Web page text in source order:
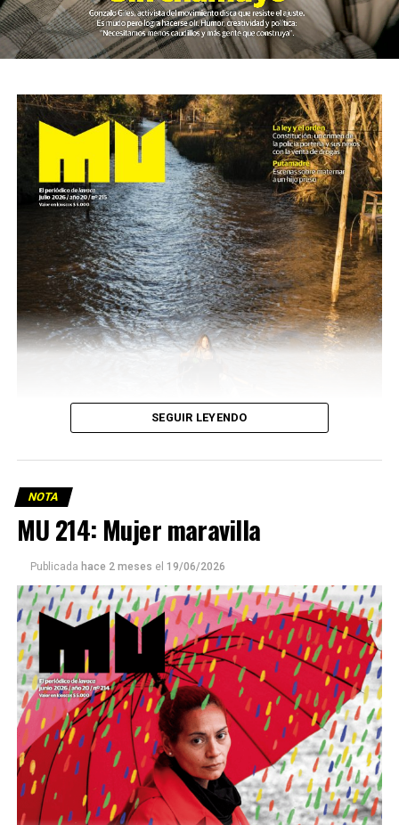
Este número 215 de MU ☝️viene con doble tapa, que
podría ser una frase:
Sin chamuyo, a remarla.
Descargar la Mu en PDF
SEGUIR LEYENDO
NOTA
MU 214: Mujer maravilla
Publicada hace 2 meses el 19/06/2026